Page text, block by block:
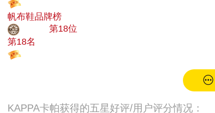
帆布鞋品牌榜
第18位
第18名
KAPPA卡帕获得的五星好评/用户评分情况：